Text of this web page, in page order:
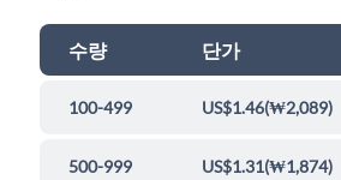
수량 단가
100-499 US$1.46(₩2,089)
500-999 US$1.31(₩1,874)